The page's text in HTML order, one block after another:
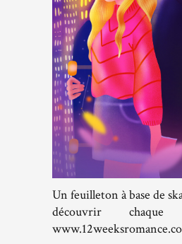
Un feuilleton à base de
découvrir